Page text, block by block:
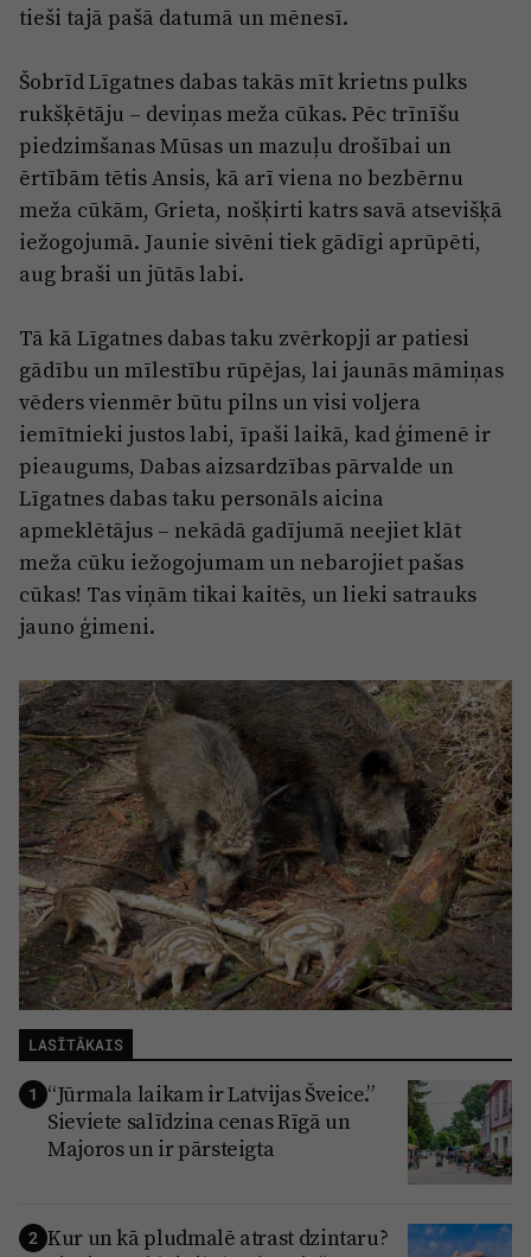
tieši tajā pašā datumā un mēnesī.
Šobrīd Līgatnes dabas takās mīt krietns pulks
rukšķētāju – deviņas meža cūkas. Pēc trīnīšu
piedzimšanas Mūsas un mazuļu drošībai un
ērtībām tētis Ansis, kā arī viena no bezbērnu
meža cūkām, Grieta, nošķirti katrs savā atsevišķā
iežogojumā. Jaunie sivēni tiek gādīgi aprūpēti,
aug braši un jūtās labi.
Tā kā Līgatnes dabas taku zvērkopji ar patiesi
gādību un mīlestību rūpējas, lai jaunās māmiņas
vēders vienmēr būtu pilns un visi voljera
iemītnieki justos labi, īpaši laikā, kad ģimenē ir
pieaugums, Dabas aizsardzības pārvalde un
Līgatnes dabas taku personāls aicina
apmeklētājus – nekādā gadījumā neejiet klāt
meža cūku iežogojumam un nebarojiet pašas
cūkas! Tas viņām tikai kaitēs, un lieki satrauks
jauno ģimeni.
LASĪTĀKAIS
1 “Jūrmala laikam ir Latvijas Šveice.”
Sieviete salīdzina cenas Rīgā un
Majoros un ir pārsteigta
2 Kur un kā pludmalē atrast dzintaru?